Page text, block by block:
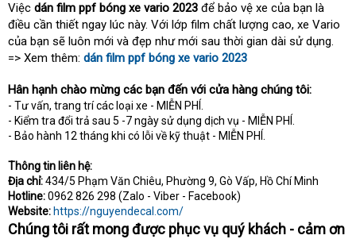
Việc dán film ppf bóng xe vario 2023 để bảo vệ xe của bạn là
điều cần thiết ngay lúc này. Với lớp film chất lượng cao, xe Vario
của bạn sẽ luôn mới và đẹp như mới sau thời gian dài sử dụng.
=> Xem thêm: dán film ppf bóng xe vario 2023
Hân hạnh chào mừng các bạn đến với cửa hàng chúng tôi:
- Tư vấn, trang trí các loại xe - MIỄN PHÍ.
- Kiểm tra đổi trả sau 5 -7 ngày sử dụng dịch vụ - MIỄN PHÍ.
- Bảo hành 12 tháng khi có lỗi về kỹ thuật - MIỄN PHÍ.
Thông tin liên hệ:
Địa chỉ:434/5 Phạm Văn Chiêu, Phường 9, Gò Vấp, Hồ Chí Minh
Hotline:0962 826 298 (Zalo - Viber - Facebook)
Website: https://nguyendecal.com/
Chúng tôi rất mong được phục vụ quý khách - cảm ơn